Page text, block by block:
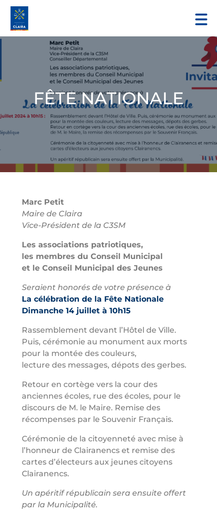
FÊTE NATIONALE
Marc Petit
Maire de Claira
Vice-Président de la C3SM
Les associations patriotiques,
les membres du Conseil Municipal
et le Conseil Municipal des Jeunes
Seraient honorés de votre présence à
La célébration de la Fête Nationale
Dimanche 14 juillet à 10h15
Rassemblement devant l’Hôtel de Ville.
Puis, cérémonie au monument aux morts
pour la montée des couleurs,
lecture des messages, dépots des gerbes.
Retour en cortège vers la cour des
anciennes écoles, rue des écoles, pour le
discours de M. le Maire. Remise des
récompenses par le Souvenir Français.
Cérémonie de la citoyenneté avec mise à
l’honneur de Clairanencs et remise des
cartes d’électeurs aux jeunes citoyens
Clairanencs.
Un apéritif républicain sera ensuite offert
par la Municipalité.